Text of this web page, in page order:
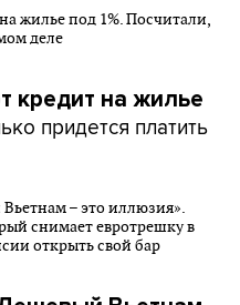
кредит на жилье
придется платить